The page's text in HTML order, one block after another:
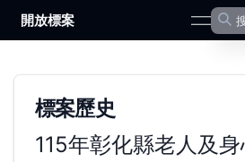
開放標案 open
標案歷史
115年彰化縣老人及